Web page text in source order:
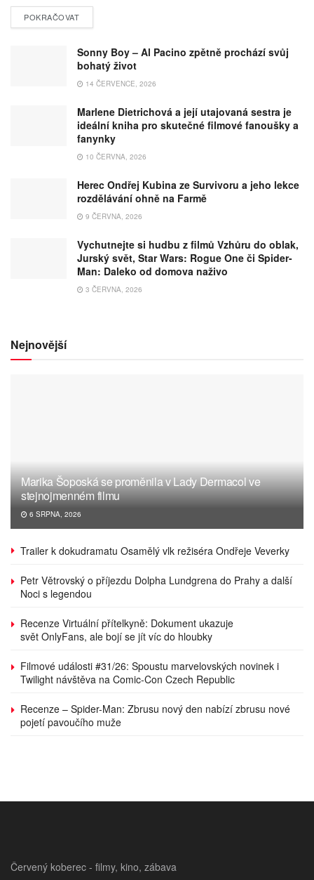
POKRAČOVAT
Sonny Boy – Al Pacino zpětně prochází svůj
bohatý život
14 ČERVENCE, 2026
Marlene Dietrichová a její utajovaná sestra je
ideální kniha pro skutečné filmové fanoušky a
fanynky
10 ČERVNA, 2026
Herec Ondřej Kubina ze Survivoru a jeho lekce
rozdělávání ohně na Farmě
9 ČERVNA, 2026
Vychutnejte si hudbu z filmů Vzhůru do oblak,
Jurský svět, Star Wars: Rogue One či Spider-
Man: Daleko od domova naživo
3 ČERVNA, 2026
Nejnovější
Marika Šoposká se proměnila v Lady Dermacol ve
stejnojmenném filmu
6 SRPNA, 2026
Trailer k dokudramatu Osamělý vlk režiséra Ondřeje Veverky
Petr Větrovský o příjezdu Dolpha Lundgrena do Prahy a další
Noci s legendou
Recenze Virtuální přítelkyně: Dokument ukazuje
svět OnlyFans, ale bojí se jít víc do hloubky
Filmové události #31/26: Spoustu marvelovských novinek i
Twilight návštěva na Comic-Con Czech Republic
Recenze – Spider-Man: Zbrusu nový den nabízí zbrusu nové
pojetí pavoučího muže
Červený koberec - filmy, kino, zábava